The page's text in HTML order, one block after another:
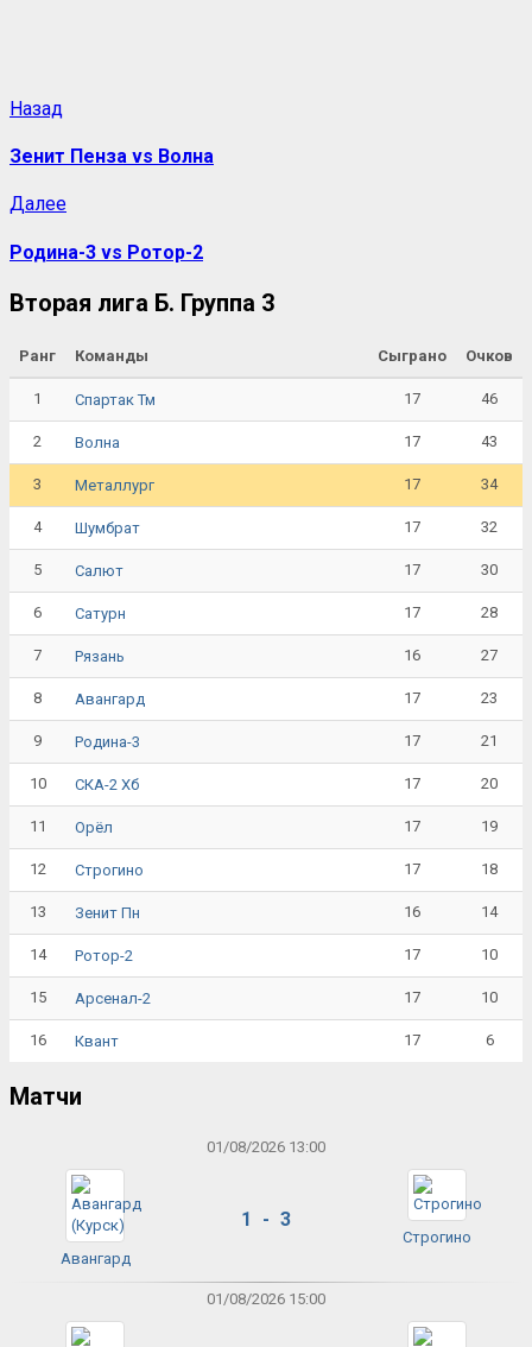
Назад
Зенит Пенза vs Волна
Далее
Родина-3 vs Ротор-2
Вторая лига Б. Группа 3
Ранг Команды Сыграно Очков
1 Спартак Тм 17 46
2 Волна 17 43
3 Металлург 17 34
4 Шумбрат 17 32
5 Салют 17 30
6 Сатурн 17 28
7 Рязань 16 27
8 Авангард 17 23
9 Родина-3 17 21
10 СКА-2 Хб 17 20
11 Орёл 17 19
12 Строгино 17 18
13 Зенит Пн 16 14
14 Ротор-2 17 10
15 Арсенал-2 17 10
16 Квант 17 6
Матчи
01/08/2026 13:00
Авангард
1 - 3
Строгино
01/08/2026 15:00